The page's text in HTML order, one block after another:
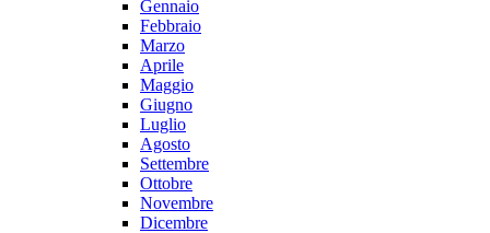
Gennaio
Febbraio
Marzo
Aprile
Maggio
Giugno
Luglio
Agosto
Settembre
Ottobre
Novembre
Dicembre